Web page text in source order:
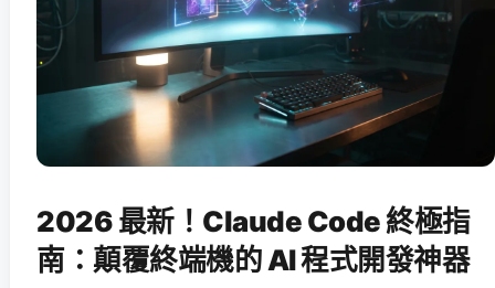
2026 最新！Claude Code 終極指
南：顛覆終端機的 AI 程式開發神器